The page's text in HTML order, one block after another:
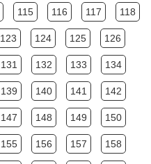
115 116 117 118
123 124 125 126
131 132 133 134
139 140 141 142
147 148 149 150
155 156 157 158